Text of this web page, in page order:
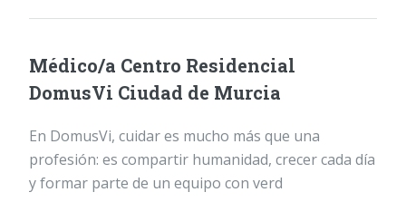
Médico/a Centro Residencial
DomusVi Ciudad de Murcia
En DomusVi, cuidar es mucho más que una
profesión: es compartir humanidad, crecer cada día
y formar parte de un equipo con verd